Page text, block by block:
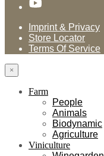
Imprint & Privacy
Store Locator
Terms Of Service
×
Farm
People
Animals
Biodynamic
Agriculture
Viniculture